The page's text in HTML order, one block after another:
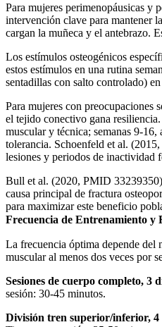
Para mujeres perimenopáusicas y
intervención clave para mantener
cargan la muñeca y el antebrazo.
Los estímulos osteogénicos
estos estímulos en una rutina
sentadillas con salto controlado)
Para mujeres con preocupaciones
el tejido conectivo gana
muscular y técnica; semanas 9-
tolerancia. Schoenfeld et al.
lesiones y periodos de inactividad
Bull et al. (2020, PMID 33239350)
causa principal de fractura
para maximizar este beneficio
Frecuencia de Entrenamiento y
La frecuencia óptima depende del
muscular al menos dos veces por
Sesiones de cuerpo completo, 3
sesión: 30-45 minutos.
División tren superior/inferior, 4